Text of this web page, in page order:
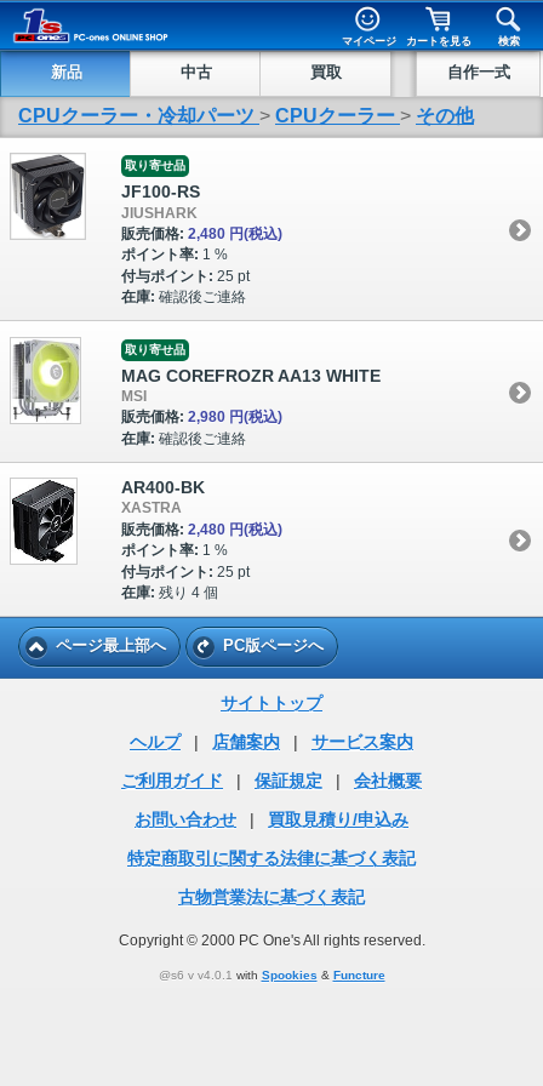
マイページ カートを見る 検索
新品 中古 買取 自作一式
CPUクーラー・冷却パーツ > CPUクーラー > その他
取り寄せ品
JF100-RS
JIUSHARK
販売価格: 2,480 円(税込)
ポイント率: 1 %
付与ポイント: 25 pt
在庫: 確認後ご連絡
取り寄せ品
MAG COREFROZR AA13 WHITE
MSI
販売価格: 2,980 円(税込)
在庫: 確認後ご連絡
AR400-BK
XASTRA
販売価格: 2,480 円(税込)
ポイント率: 1 %
付与ポイント: 25 pt
在庫: 残り 4 個
ページ最上部へ PC版ページへ
サイトトップ
ヘルプ
| 店舗案内 |
サービス案内
ご利用ガイド
| 保証規定 |
会社概要
お問い合わせ
|
買取見積り/申込み
特定商取引に関する法律に基づく表記
古物営業法に基づく表記
Copyright © 2000 PC One's All rights reserved.
@s6 v v4.0.1 with Spookies & Functure